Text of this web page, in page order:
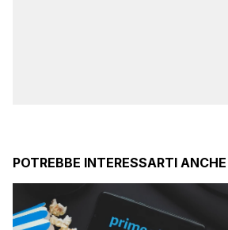
POTREBBE INTERESSARTI ANCHE